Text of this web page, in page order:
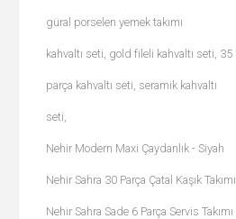
güral porselen yemek takımı
kahvaltı seti, gold fileli kahvaltı seti, 35
parça kahvaltı seti, seramik kahvaltı
seti,
Nehir Modern Maxi Çaydanlık - Siyah
Nehir Sahra 30 Parça Çatal Kaşık Takımı
Nehir Sahra Sade 6 Parça Servis Takımı